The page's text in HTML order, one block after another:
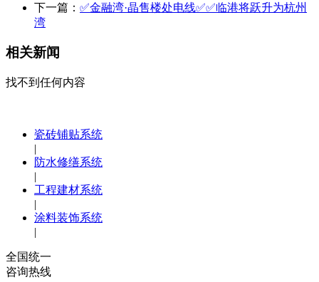
下一篇： ✅金融湾·晶售楼处电线✅✅临港将跃升为杭州
湾
相关新闻
找不到任何内容
瓷砖铺贴系统
|
防水修缮系统
|
工程建材系统
|
涂料装饰系统
|
全国统一
咨询热线